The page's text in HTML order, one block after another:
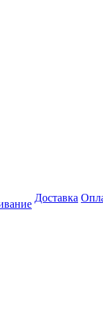
Доставка